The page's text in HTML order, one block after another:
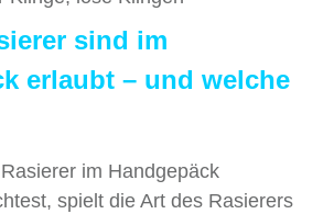
sind im
erlaubt – und welche
im Handgepäck
spielt die Art des Rasierers